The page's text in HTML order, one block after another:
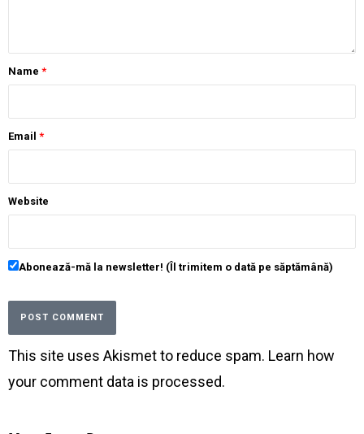
Name *
Email *
Website
Abonează-mă la newsletter! (Îl trimitem o dată pe săptămână)
This site uses Akismet to reduce spam. Learn how
your comment data is processed.